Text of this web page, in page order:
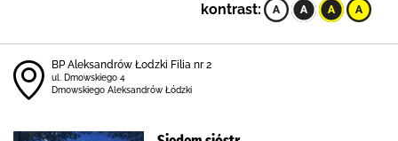
kontrast:
BP Aleksandrów Łodzki Filia nr 2
ul. Dmowskiego 4
Dmowskiego Aleksandrów Łódzki